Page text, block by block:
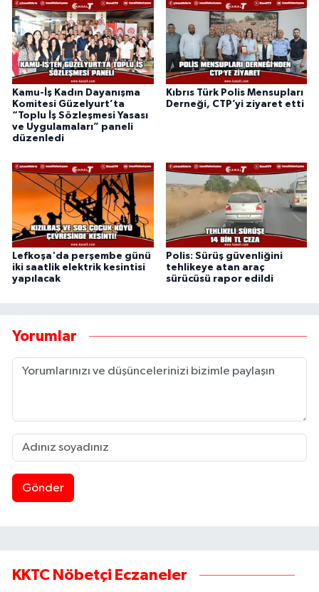
Kamu-İş Kadın Dayanışma
Komitesi Güzelyurt’ta
“Toplu İş Sözleşmesi Yasası
ve Uygulamaları” paneli
düzenledi
Kıbrıs Türk Polis Mensupları
Derneği, CTP’yi ziyaret etti
Lefkoşa'da perşembe günü
iki saatlik elektrik kesintisi
yapılacak
Polis: Sürüş güvenliğini
tehlikeye atan araç
sürücüsü rapor edildi
Yorumlar
Gönder
KKTC Nöbetçi Eczaneler